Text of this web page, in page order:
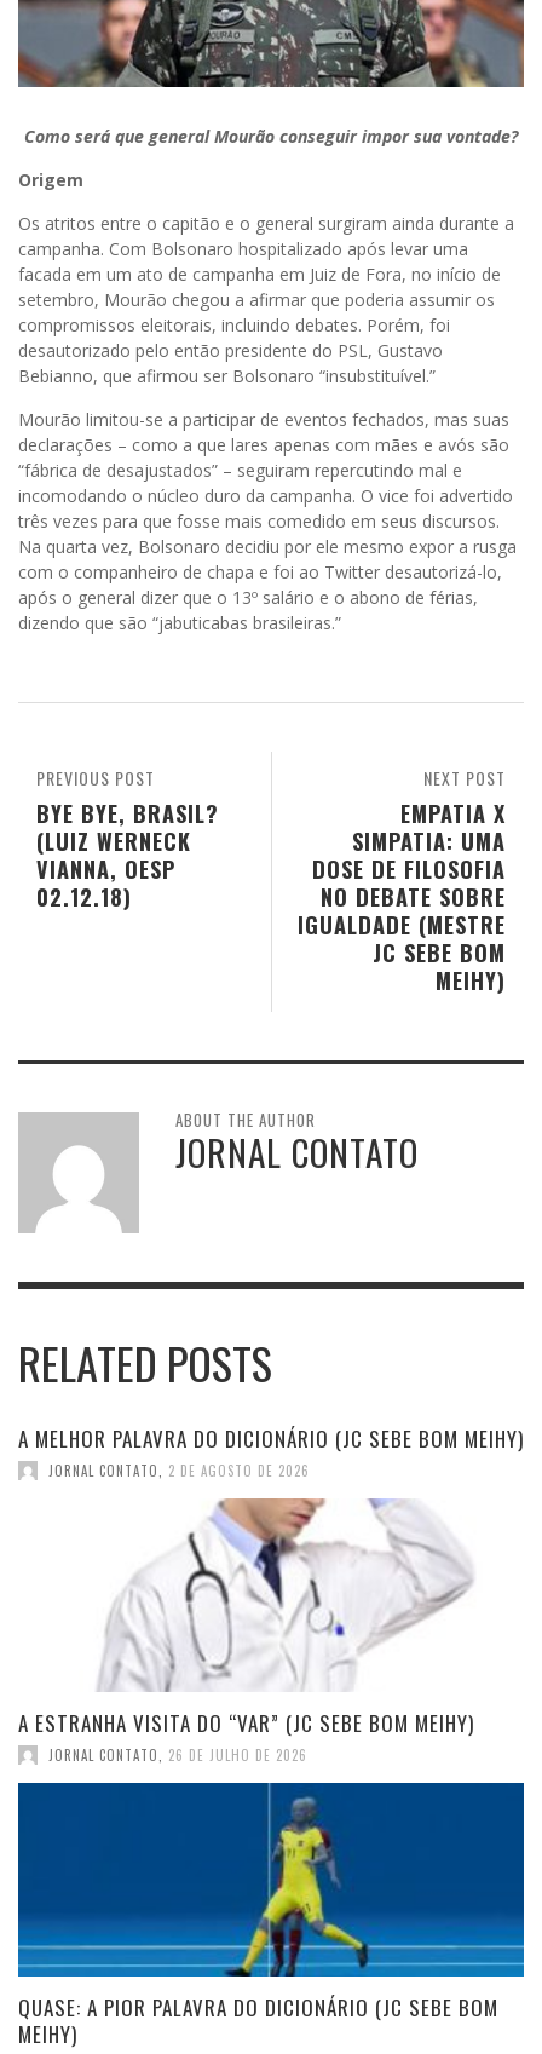
Como será que general Mourão conseguir impor sua vontade?
Origem
Os atritos entre o capitão e o general surgiram ainda durante a
campanha. Com Bolsonaro hospitalizado após levar uma
facada em um ato de campanha em Juiz de Fora, no início de
setembro, Mourão chegou a afirmar que poderia assumir os
compromissos eleitorais, incluindo debates. Porém, foi
desautorizado pelo então presidente do PSL, Gustavo
Bebianno, que afirmou ser Bolsonaro “insubstituível.”
Mourão limitou-se a participar de eventos fechados, mas suas
declarações – como a que lares apenas com mães e avós são
“fábrica de desajustados” – seguiram repercutindo mal e
incomodando o núcleo duro da campanha. O vice foi advertido
três vezes para que fosse mais comedido em seus discursos.
Na quarta vez, Bolsonaro decidiu por ele mesmo expor a rusga
com o companheiro de chapa e foi ao Twitter desautorizá-lo,
após o general dizer que o 13º salário e o abono de férias,
dizendo que são “jabuticabas brasileiras.”
NEXT POST
EMPATIA X
SIMPATIA: UMA
DOSE DE FILOSOFIA
NO DEBATE SOBRE
IGUALDADE (MESTRE
JC SEBE BOM
MEIHY)
PREVIOUS POST
BYE BYE, BRASIL?
(LUIZ WERNECK
VIANNA, OESP
02.12.18)
ABOUT THE AUTHOR
JORNAL CONTATO
RELATED POSTS
A MELHOR PALAVRA DO DICIONÁRIO (JC SEBE BOM MEIHY)
JORNAL CONTATO 2 DE AGOSTO DE 2026
A ESTRANHA VISITA DO “VAR” (JC SEBE BOM MEIHY)
JORNAL CONTATO 26 DE JULHO DE 2026
QUASE: A PIOR PALAVRA DO DICIONÁRIO (JC SEBE BOM
MEIHY)